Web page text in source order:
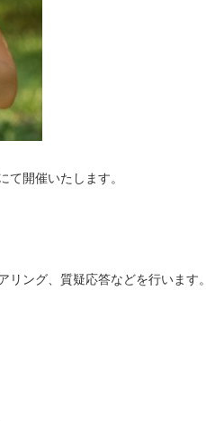
て開催いたします。
ング、質疑応答などを行います。